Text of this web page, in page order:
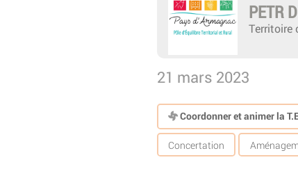
PETR
Territoire
21 mars 2023
Coordonner et animer la
Concertation